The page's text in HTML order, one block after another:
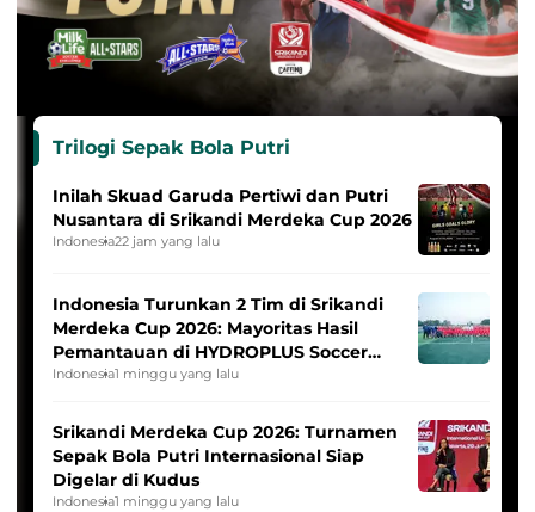
Trilogi Sepak Bola Putri
Inilah Skuad Garuda Pertiwi dan Putri
Nusantara di Srikandi Merdeka Cup 2026
Indonesia22 jam yang lalu
Indonesia Turunkan 2 Tim di Srikandi
Merdeka Cup 2026: Mayoritas Hasil
Pemantauan di HYDROPLUS Soccer
League
Indonesia1 minggu yang lalu
Srikandi Merdeka Cup 2026: Turnamen
Sepak Bola Putri Internasional Siap
Digelar di Kudus
Indonesia1 minggu yang lalu